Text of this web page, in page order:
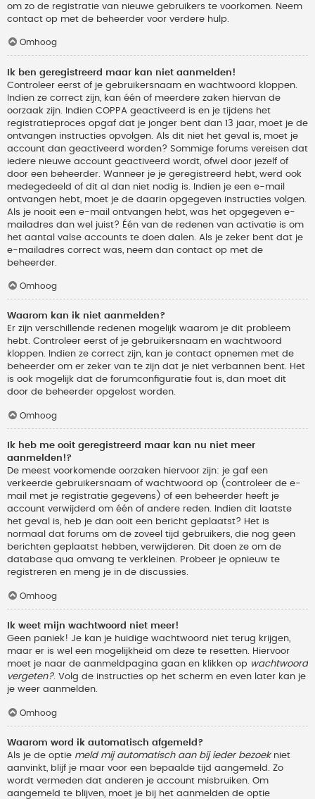
om zo de registratie van nieuwe gebruikers te voorkomen. Neem
contact op met de beheerder voor verdere hulp.
Omhoog
Ik ben geregistreerd maar kan niet aanmelden!
Controleer eerst of je gebruikersnaam en wachtwoord kloppen.
Indien ze correct zijn, kan één of meerdere zaken hiervan de
oorzaak zijn. Indien COPPA geactiveerd is en je tijdens het
registratieproces opgaf dat je jonger bent dan 13 jaar, moet je de
ontvangen instructies opvolgen. Als dit niet het geval is, moet je
account dan geactiveerd worden? Sommige forums vereisen dat
iedere nieuwe account geactiveerd wordt, ofwel door jezelf of
door een beheerder. Wanneer je je geregistreerd hebt, werd ook
medegedeeld of dit al dan niet nodig is. Indien je een e-mail
ontvangen hebt, moet je de daarin opgegeven instructies volgen.
Als je nooit een e-mail ontvangen hebt, was het opgegeven e-
mailadres dan wel juist? Één van de redenen van activatie is om
het aantal valse accounts te doen dalen. Als je zeker bent dat je
e-mailadres correct was, neem dan contact op met de
beheerder.
Omhoog
Waarom kan ik niet aanmelden?
Er zijn verschillende redenen mogelijk waarom je dit probleem
hebt. Controleer eerst of je gebruikersnaam en wachtwoord
kloppen. Indien ze correct zijn, kan je contact opnemen met de
beheerder om er zeker van te zijn dat je niet verbannen bent. Het
is ook mogelijk dat de forumconfiguratie fout is, dan moet dit
door de beheerder opgelost worden.
Omhoog
Ik heb me ooit geregistreerd maar kan nu niet meer
aanmelden!?
De meest voorkomende oorzaken hiervoor zijn: je gaf een
verkeerde gebruikersnaam of wachtwoord op (controleer de e-
mail met je registratie gegevens) of een beheerder heeft je
account verwijderd om één of andere reden. Indien dit laatste
het geval is, heb je dan ooit een bericht geplaatst? Het is
normaal dat forums om de zoveel tijd gebruikers, die nog geen
berichten geplaatst hebben, verwijderen. Dit doen ze om de
database qua omvang te verkleinen. Probeer je opnieuw te
registreren en meng je in de discussies.
Omhoog
Ik weet mijn wachtwoord niet meer!
Geen paniek! Je kan je huidige wachtwoord niet terug krijgen,
maar er is wel een mogelijkheid om deze te resetten. Hiervoor
moet je naar de aanmeldpagina gaan en klikken op wachtwoord
vergeten?. Volg de instructies op het scherm en even later kan je
je weer aanmelden.
Omhoog
Waarom word ik automatisch afgemeld?
Als je de optie meld mij automatisch aan bij ieder bezoekniet
aanvinkt, blijf je maar voor een bepaalde tijd aangemeld. Zo
wordt vermeden dat anderen je account misbruiken. Om
aangemeld te blijven, moet je bij het aanmelden de optie